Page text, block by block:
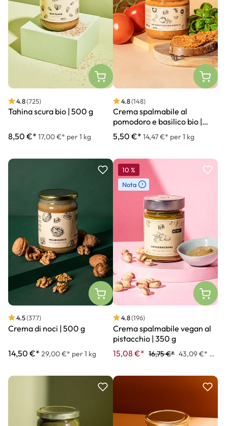
4.8(725)
Tahina scura bio | 500 g
8,50 €* 17,00 €* per 1 kg
4.8(148)
Crema spalmabile al
pomodoro e basilico bio |
380 g
5,50 €* 14,47 €* per 1 kg
4.5(377)
Crema di noci | 500 g
14,50 €* 29,00 €* per 1 kg
10 %
Nota
4.8(196)
Crema spalmabile vegan al
pistacchio | 350 g
15,08 €* 16,75 €* 43,09 €* per 1 kg